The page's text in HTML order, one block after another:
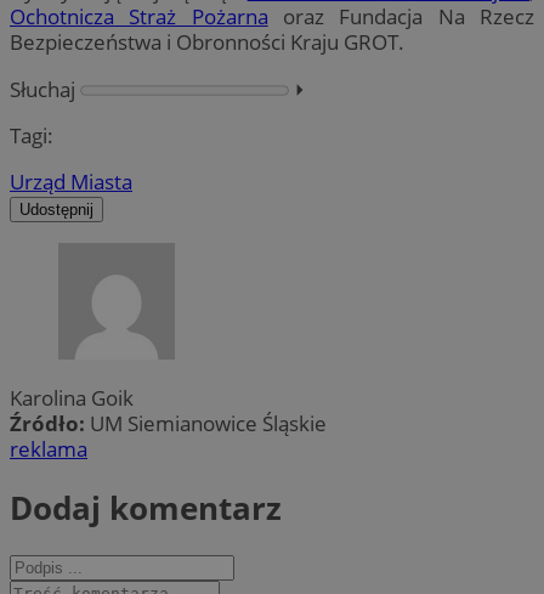
Ochotnicza Straż Pożarna oraz Fundacja Na Rzecz
Bezpieczeństwa i Obronności Kraju GROT.
Słuchaj
⏵︎
Tagi:
Urząd Miasta
Udostępnij
Karolina Goik
Źródło: UM Siemianowice Śląskie
reklama
Dodaj komentarz